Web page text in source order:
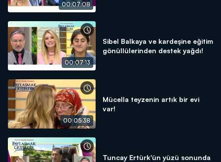
00:07:08
00:07:13
Sibel Balkaya ve kardeşine eğitim
gönüllülerinden destek yağdı!
00:05:38
Mücella teyzenin artık bir evi
var!
Tuncay Ertürk'ün yüzü sonunda